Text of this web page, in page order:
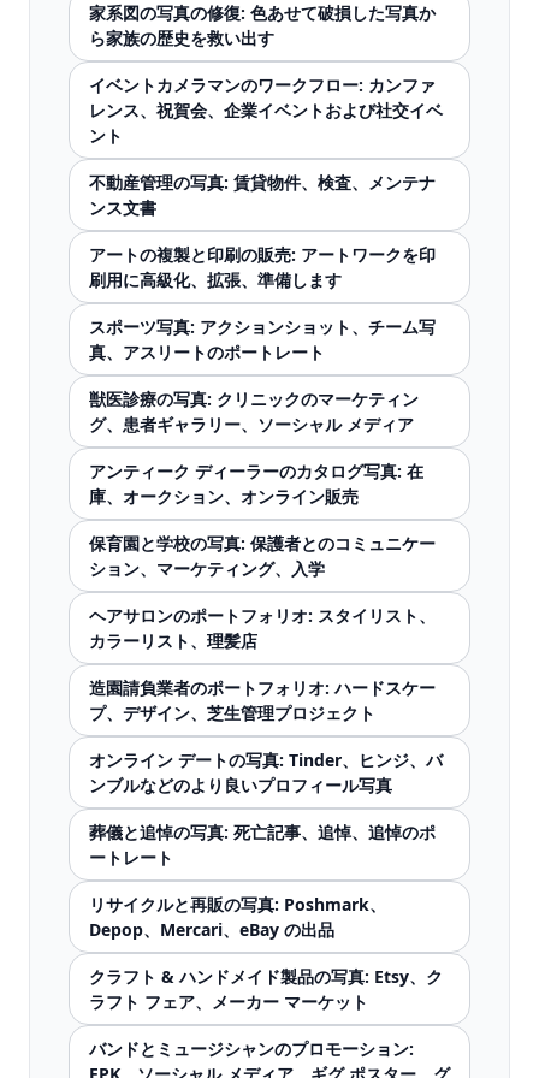
家系図の写真の修復: 色あせて破損した写真か
ら家族の歴史を救い出す
イベントカメラマンのワークフロー: カンファ
レンス、祝賀会、企業イベントおよび社交イベ
ント
不動産管理の写真: 賃貸物件、検査、メンテナ
ンス文書
アートの複製と印刷の販売: アートワークを印
刷用に高級化、拡張、準備します
スポーツ写真: アクションショット、チーム写
真、アスリートのポートレート
獣医診療の写真: クリニックのマーケティン
グ、患者ギャラリー、ソーシャル メディア
アンティーク ディーラーのカタログ写真: 在
庫、オークション、オンライン販売
保育園と学校の写真: 保護者とのコミュニケー
ション、マーケティング、入学
ヘアサロンのポートフォリオ: スタイリスト、
カラーリスト、理髪店
造園請負業者のポートフォリオ: ハードスケー
プ、デザイン、芝生管理プロジェクト
オンライン デートの写真: Tinder、ヒンジ、バ
ンブルなどのより良いプロフィール写真
葬儀と追悼の写真: 死亡記事、追悼、追悼のポ
ートレート
リサイクルと再販の写真: Poshmark、
Depop、Mercari、eBay の出品
クラフト & ハンドメイド製品の写真: Etsy、ク
ラフト フェア、メーカー マーケット
バンドとミュージシャンのプロモーション: